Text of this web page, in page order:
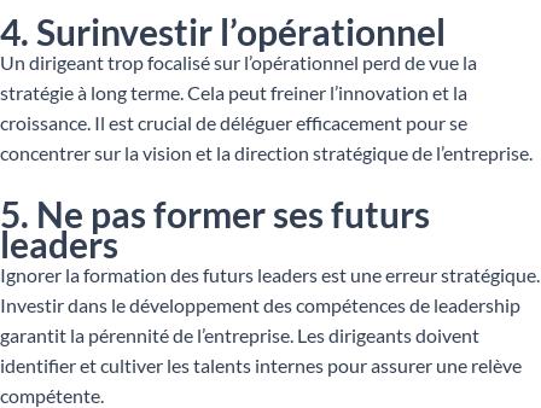
4. Surinvestir l’opérationnel
Un dirigeant trop focalisé sur l’opérationnel perd de vue la
stratégie à long terme. Cela peut freiner l’innovation et la
croissance. Il est crucial de déléguer efficacement pour se
concentrer sur la vision et la direction stratégique de l’entreprise.
5. Ne pas former ses futurs
leaders
Ignorer la formation des futurs leaders est une erreur stratégique.
Investir dans le développement des compétences de leadership
garantit la pérennité de l’entreprise. Les dirigeants doivent
identifier et cultiver les talents internes pour assurer une relève
compétente.